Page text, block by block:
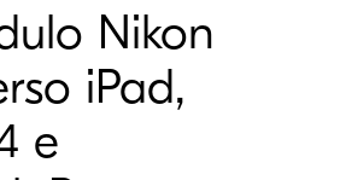
Nikon
iPad,
e